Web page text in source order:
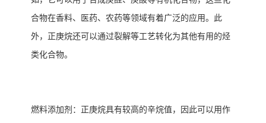
合物在香料、医药、农药等领域有着广泛的应用。此
外，正庚烷还可以通过裂解等工艺转化为其他有用的烃
类化合物。
‌燃料添加剂‌：正庚烷具有较高的辛烷值，因此可以用作